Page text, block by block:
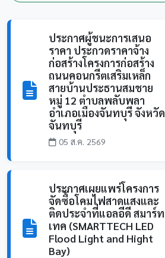
ประกาศผู้ชนะการเสนอ
ราคา ประกวดราคาจ้าง
ก่อสร้างโครงการก่อสร้าง
ถนนคอนกรีตเสริมเหล็ก
สายบ้านประธานสมชาย
หมู่ 12 ตำบลพลับพลา
อำเภอเมืองจันทบุรี จังหวัด
จันทบุรี
05 ส.ค. 2569
ประกาศเผยแพร่โครงการ
จัดซื้อโคมไฟสาดแสงและ
ติดประจำที่แอลอีดี สมาร์ท
เทค (SMARTTECH LED
Flood Light and Hight
Bay)